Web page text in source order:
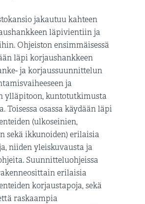
jakautuu kahteen
läpivientiin ja
Ohjeiston ensimmäisessä
läpi korjaushankkeen
ja korjaussuunnittelun
ja
ylläpitoon, kuntotutkimusta
Toisessa osassa käydään läpi
(ulkoseinien,
sekä ikkunoiden) erilaisia
niiden yleiskuvausta ja
Suunnitteluohjeissa
erilaisia
korjaustapoja, sekä
raskaampia